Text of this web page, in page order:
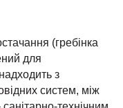
(гребінка
для
з
систем, між